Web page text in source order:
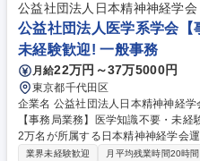
徐々に職域を拡大していただきます。 募集職種 【東京/総務】未経験歓
残業5hほど/総務のスキルをじっく
公益社団法人日本精神神経学会
公益社団法人医学系学会【
未経験歓迎! 一般事務
月給22万円～37万5000円
東京都千代田区
企業名 公益社団法人日本精神神経学会 求人名 公益社団法人医学系
【事務局業務】医学知識不要・未経験歓迎! 仕事の内容 全国
2万名が所属する日本精神神経学会
具体的には以下のような業務です
業界未経験歓迎 月平均残業時間20時